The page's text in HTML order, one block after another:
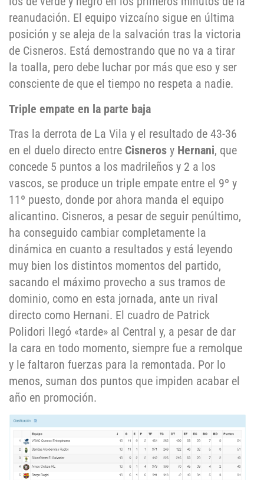
reanudación. El equipo vizcaíno sigue en última
posición y se aleja de la salvación tras la victoria
de Cisneros. Está demostrando que no va a tirar
la toalla, pero debe luchar por más que eso y ser
consciente de que el tiempo no respeta a nadie.
Triple empate en la parte baja
Tras la derrota de La Vila y el resultado de 43-36
en el duelo directo entre Cisneros y Hernani, que
concede 5 puntos a los madrileños y 2 a los
vascos, se produce un triple empate entre el 9º y
11º puesto, donde por ahora manda el equipo
alicantino. Cisneros, a pesar de seguir penúltimo,
ha conseguido cambiar completamente la
dinámica en cuanto a resultados y está leyendo
muy bien los distintos momentos del partido,
sacando el máximo provecho a sus tramos de
dominio, como en esta jornada, ante un rival
directo como Hernani. El cuadro de Patrick
Polidori llegó «tarde» al Central y, a pesar de dar
la cara en todo momento, siempre fue a remolque
y le faltaron fuerzas para la remontada. Por lo
menos, suman dos puntos que impiden acabar el
año en promoción.